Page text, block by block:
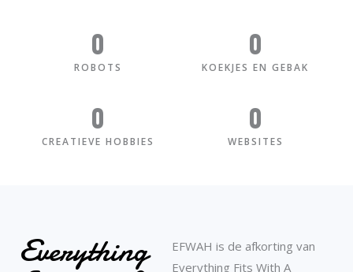
ROBOTS
0
KOEKJES EN GEBAK
0
CREATIEVE HOBBIES
0
WEBSITES
0
Everything
EFWAH is de afkorting van
Everything Fits With A